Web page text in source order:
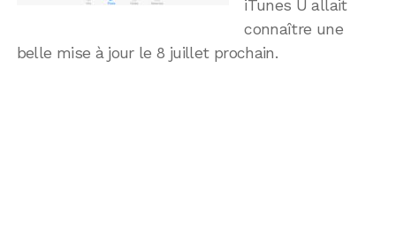
iTunes U allait
connaître une
belle mise à jour le 8 juillet prochain.